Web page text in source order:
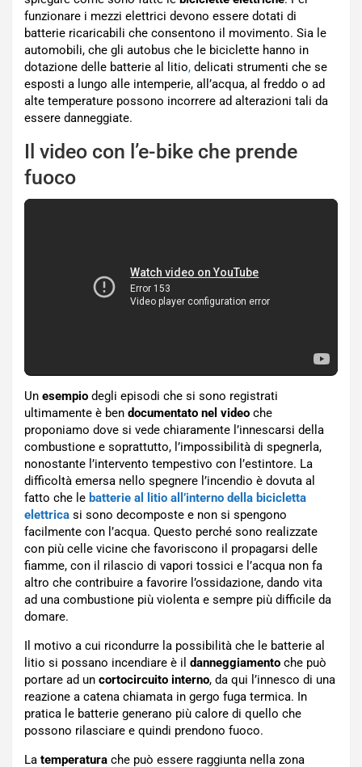
funzionare i mezzi elettrici devono essere dotati di
batterie ricaricabili che consentono il movimento. Sia le
automobili, che gli autobus che le biciclette hanno in
dotazione delle batterie al litio, delicati strumenti che se
esposti a lungo alle intemperie, all’acqua, al freddo o ad
alte temperature possono incorrere ad alterazioni tali da
essere danneggiate.
Il video con l’e-bike che prende
fuoco
Un esempio degli episodi che si sono registrati
ultimamente è ben documentato nel video che
proponiamo dove si vede chiaramente l’innescarsi della
combustione e soprattutto, l’impossibilità di spegnerla,
nonostante l’intervento tempestivo con l’estintore. La
difficoltà emersa nello spegnere l’incendio è dovuta al
fatto che le batterie al litio all’interno della bicicletta
elettrica si sono decomposte e non si spengono
facilmente con l’acqua. Questo perché sono realizzate
con più celle vicine che favoriscono il propagarsi delle
fiamme, con il rilascio di vapori tossici e l’acqua non fa
altro che contribuire a favorire l’ossidazione, dando vita
ad una combustione più violenta e sempre più difficile da
domare.
Il motivo a cui ricondurre la possibilità che le batterie al
litio si possano incendiare è il danneggiamento che può
portare ad un cortocircuito interno, da qui l’innesco di una
reazione a catena chiamata in gergo fuga termica. In
pratica le batterie generano più calore di quello che
possono rilasciare e quindi prendono fuoco.
La temperatura che può essere raggiunta nella zona